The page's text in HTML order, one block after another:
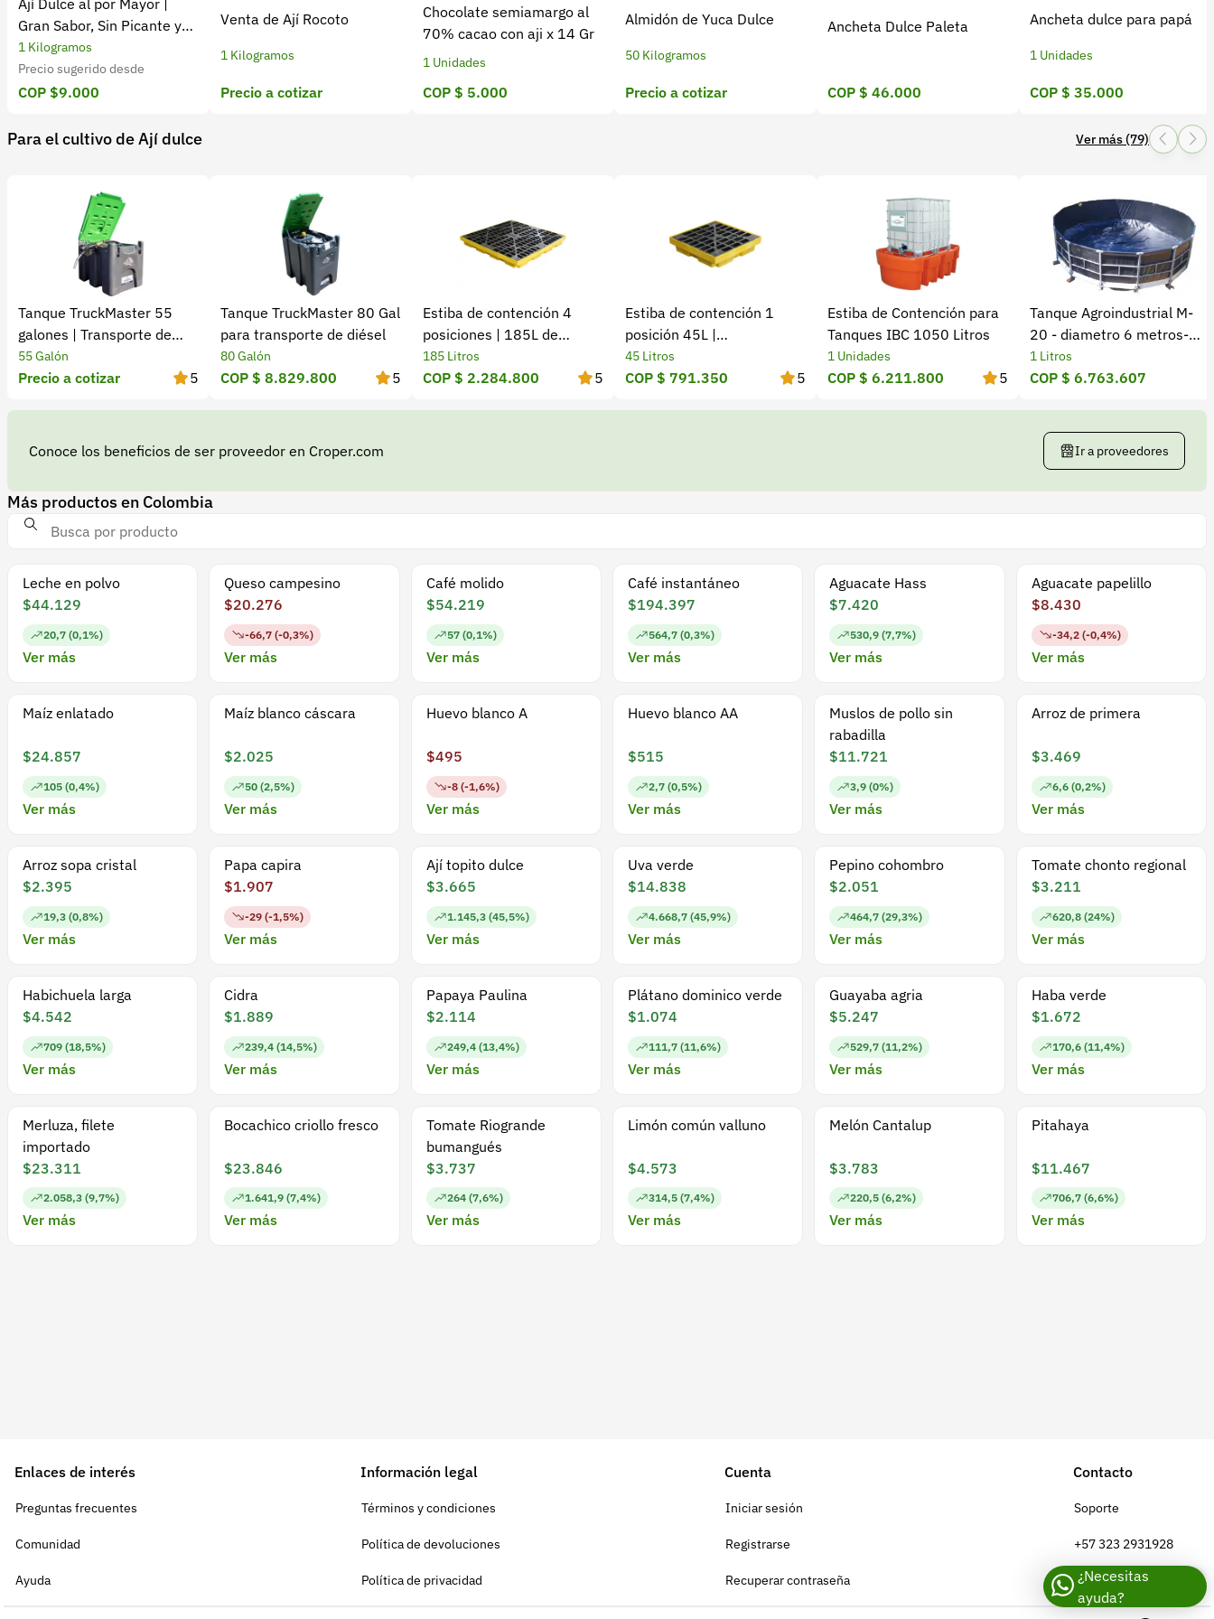
Ají Dulce al por Mayor |
Gran Sabor, Sin Picante y
Precio por Kilogramo
1 Kilogramos
Precio sugerido desde
COP $9.000
Venta de Ají Rocoto
1 Kilogramos
Precio a cotizar
Chocolate semiamargo al
70% cacao con aji x 14 Gr
1 Unidades
COP $ 5.000
Almidón de Yuca Dulce
50 Kilogramos
Precio a cotizar
Ancheta Dulce Paleta
COP $ 46.000
Ancheta dulce para papá
1 Unidades
COP $ 35.000
Para el cultivo de Ají dulce Ver más (79)
Tanque TruckMaster 55
galones | Transporte de
combustible
55 Galón
Precio a cotizar 5
Tanque TruckMaster 80 Gal
para transporte de diésel
80 Galón
COP $ 8.829.800 5
Estiba de contención 4
posiciones | 185L de
capacidad
185 Litros
COP $ 2.284.800 5
Estiba de contención 1
posición 45L |
Antiderrames
45 Litros
COP $ 791.350 5
Estiba de Contención para
Tanques IBC 1050 Litros
1 Unidades
COP $ 6.211.800 5
Tanque Agroindustrial M-
20 - diametro 6 metros-
capacidad 30.000 litros -
7,930 Galones, Alta
1 Litros
COP $ 6.763.607
Conoce los beneficios de ser proveedor en Croper.com Ir a proveedores
Más productos en Colombia
Leche en polvo
$44.129
20,7 (0,1%)
Ver más
Queso campesino
$20.276
-66,7 (-0,3%)
Ver más
Café molido
$54.219
57 (0,1%)
Ver más
Café instantáneo
$194.397
564,7 (0,3%)
Ver más
Aguacate Hass
$7.420
530,9 (7,7%)
Ver más
Aguacate papelillo
$8.430
-34,2 (-0,4%)
Ver más
Maíz enlatado
$24.857
105 (0,4%)
Ver más
Maíz blanco cáscara
$2.025
50 (2,5%)
Ver más
Huevo blanco A
$495
-8 (-1,6%)
Ver más
Huevo blanco AA
$515
2,7 (0,5%)
Ver más
Muslos de pollo sin
rabadilla
$11.721
3,9 (0%)
Ver más
Arroz de primera
$3.469
6,6 (0,2%)
Ver más
Arroz sopa cristal
$2.395
19,3 (0,8%)
Ver más
Papa capira
$1.907
-29 (-1,5%)
Ver más
Ají topito dulce
$3.665
1.145,3 (45,5%)
Ver más
Uva verde
$14.838
4.668,7 (45,9%)
Ver más
Pepino cohombro
$2.051
464,7 (29,3%)
Ver más
Tomate chonto regional
$3.211
620,8 (24%)
Ver más
Habichuela larga
$4.542
709 (18,5%)
Ver más
Cidra
$1.889
239,4 (14,5%)
Ver más
Papaya Paulina
$2.114
249,4 (13,4%)
Ver más
Plátano dominico verde
$1.074
111,7 (11,6%)
Ver más
Guayaba agria
$5.247
529,7 (11,2%)
Ver más
Haba verde
$1.672
170,6 (11,4%)
Ver más
Merluza, filete
importado
$23.311
2.058,3 (9,7%)
Ver más
Bocachico criollo fresco
$23.846
1.641,9 (7,4%)
Ver más
Tomate Riogrande
bumangués
$3.737
264 (7,6%)
Ver más
Limón común valluno
$4.573
314,5 (7,4%)
Ver más
Melón Cantalup
$3.783
220,5 (6,2%)
Ver más
Pitahaya
$11.467
706,7 (6,6%)
Ver más
Enlaces de interés
Preguntas frecuentes
Comunidad
Ayuda
Información legal
Términos y condiciones
Política de devoluciones
Política de privacidad
Cuenta
Iniciar sesión
Registrarse
Recuperar contraseña
Contacto
Soporte
+57 323 2931928
contacto@croper.com
¿Necesitas
ayuda?